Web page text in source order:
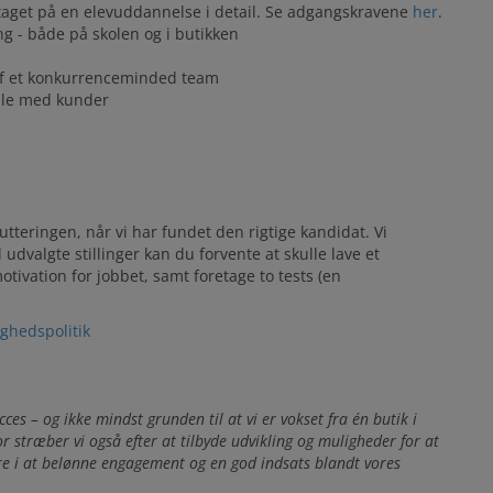
på en elevuddannelse i detail. Se adgangskravene her.
- både på skolen og i butikken
konkurrenceminded team
med kunder
når vi har fundet den rigtige kandidat. Vi
udvalgte stillinger kan du forvente at skulle lave et
for jobbet, samt foretage to tests (en
– og ikke mindst grunden til at vi er vokset fra én butik i
stræber vi også efter at tilbyde udvikling og muligheder for at
at belønne engagement og en god indsats blandt vores